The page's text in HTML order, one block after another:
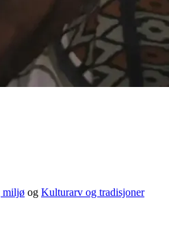
miljø og Kulturarv og tradisjoner